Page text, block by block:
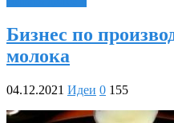
Бизнес по
молока
04.12.2021 Идеи 0 155